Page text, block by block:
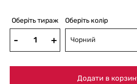
Оберіть тираж Оберіть колір
Чорний
Додати в